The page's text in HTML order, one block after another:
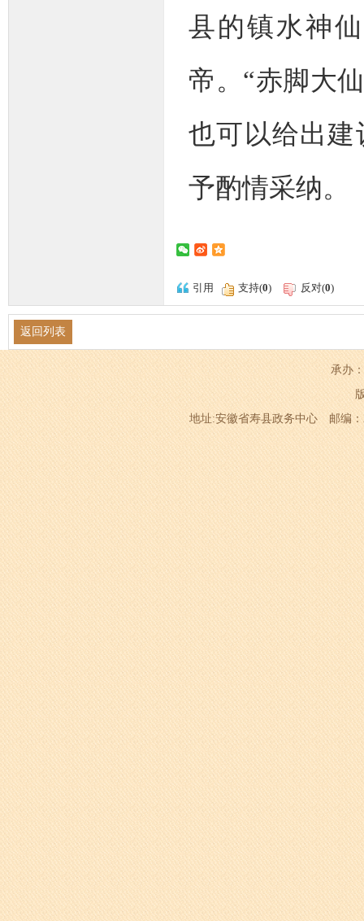
县的镇水神
帝。“赤脚大
也可以给出
予酌情采纳。
引用 支持(0) 反对(0)
返回列表
承办
地址:安徽省寿县政务中心 邮编：